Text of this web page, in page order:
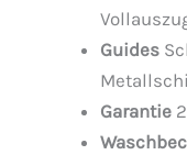
Guides
Garantie